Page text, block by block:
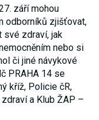
září mohou
odborníků zjišťovat,
své zdraví, jak
nebo si
či jiné návykové
PRAHA 14 se
kříž, Policie čR,
zdraví a Klub ŽAP –
jsou
pro